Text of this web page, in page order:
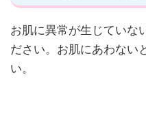
お肌に異常が生じていな
ださい。お肌にあわない
い。